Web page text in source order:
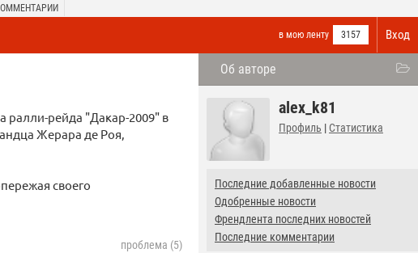
Вход
в мою ленту 3157
Об авторе
alex_k81
Профиль | Статистика
Последние добавленные новости
Одобренные новости
Френдлента последних новостей
Последние комментарии
ралли-рейда "Дакар-2009" в
Жерара де Роя,
своего
проблема (5)